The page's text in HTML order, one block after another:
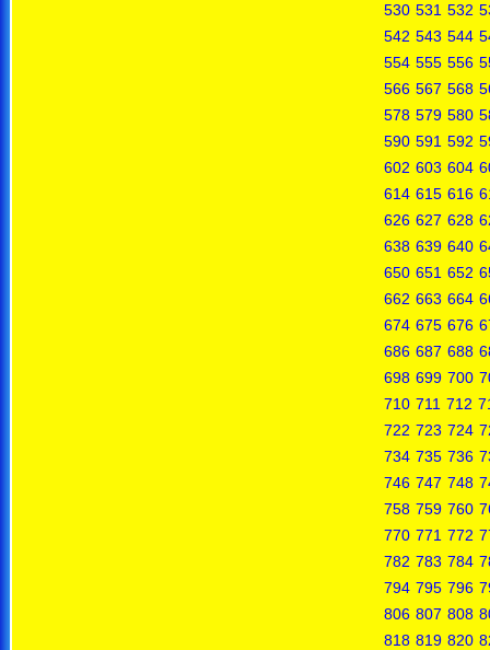
530 531 532
542 543 544
554 555 556
566 567 568
578 579 580
590 591 592
602 603 604
614 615 616
626 627 628
638 639 640
650 651 652
662 663 664
674 675 676
686 687 688
698 699 700
710 711 712
722 723 724
734 735 736
746 747 748
758 759 760
770 771 772
782 783 784
794 795 796
806 807 808
818 819 820